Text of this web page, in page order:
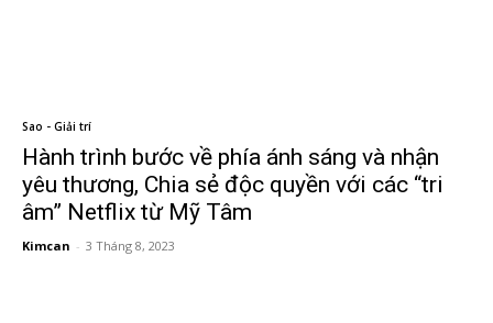
Sao - Giải trí
Hành trình bước về phía ánh sáng và nhận
yêu thương, Chia sẻ độc quyền với các “tri
âm” Netflix từ Mỹ Tâm
Kimcan - 3 Tháng 8, 2023